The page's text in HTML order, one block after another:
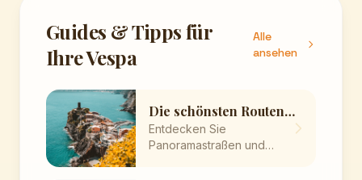
Guides & Tipps für
Ihre Vespa
Alle
ansehen
Die schönsten Routen
am Gardasee mit der
Vespa
Entdecken Sie
Panoramastraßen und